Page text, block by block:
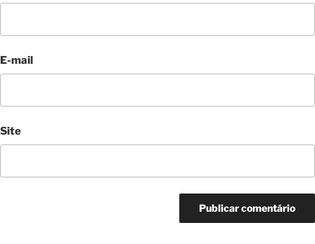
E-mail
Site